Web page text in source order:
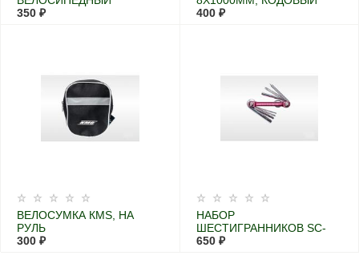
РОМАШКА
350 ₽
400 ₽
ВЕЛОСУМКА КМS, НА
РУЛЬ
300 ₽
НАБОР
ШЕСТИГРАННИКОВ SC-
138М2 2-3-4-5-6 +2
650 ₽